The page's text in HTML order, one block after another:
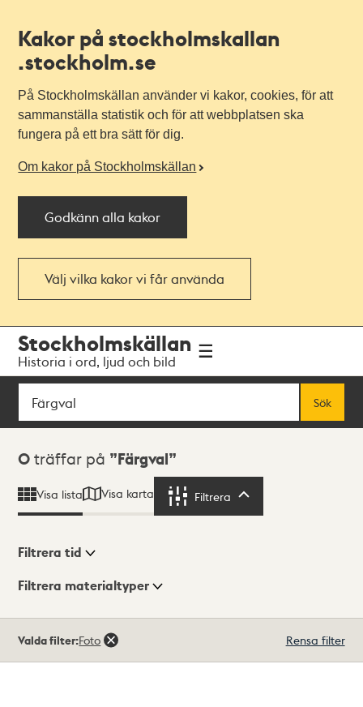
Kakor på stockholmskallan
.stockholm.se
På Stockholmskällan använder vi kakor, cookies, för att
sammanställa statistik och för att webbplatsen ska
fungera på ett bra sätt för dig.
Om kakor på Stockholmskällan
Godkänn alla kakor
Välj vilka kakor vi får använda
navigationen
huvudinnehållet
Stockholmskällan
Historia i ord, ljud och bild
Sök
Sök
Sökresultat
0 träffar på Färgval
Visa lista Visa karta Filtrera
Visningsläge
Filtrera tid
Filtrera materialtyper
träffar
Valda filter:Foto Rensa filter